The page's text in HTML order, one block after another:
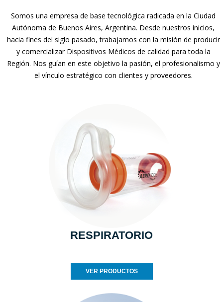
Somos una empresa de base tecnológica radicada en la Ciudad
Autónoma de Buenos Aires, Argentina. Desde nuestros inicios,
hacia fines del siglo pasado, trabajamos con la misión de producir
y comercializar Dispositivos Médicos de calidad para toda la
Región. Nos guían en este objetivo la pasión, el profesionalismo y
el vínculo estratégico con clientes y proveedores.
RESPIRATORIO
VER PRODUCTOS